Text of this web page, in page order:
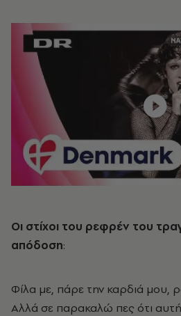
Οι στίχοι του ρεφρέν του τραγουδιού σε ελληνική
απόδοση:
Φίλα με, πάρε την καρδιά μου,
Αλλά σε παρακαλώ πες ότι